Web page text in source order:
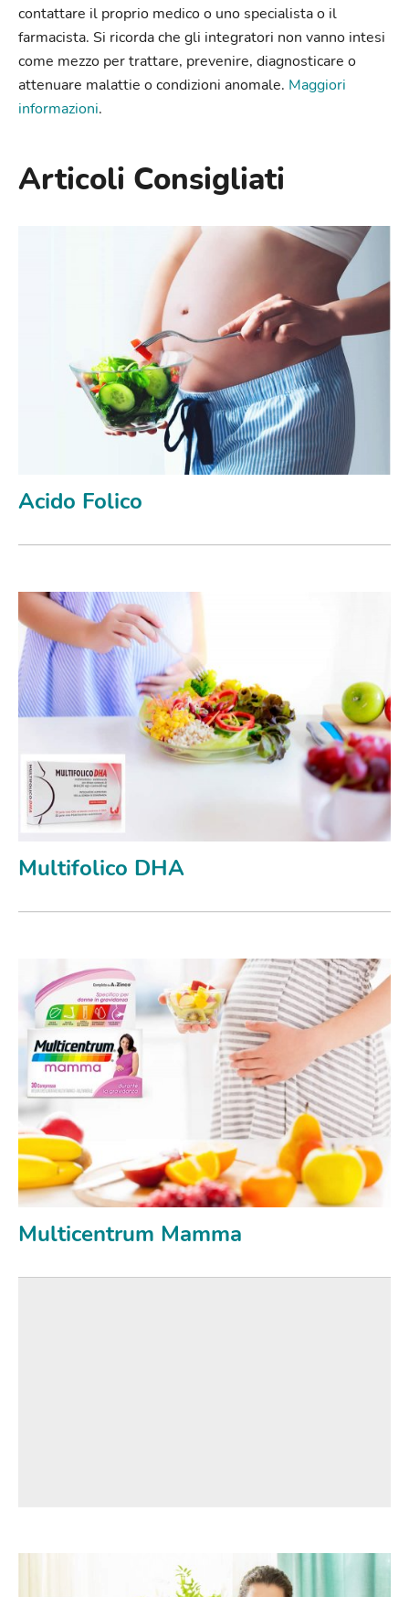
contattare il proprio medico o uno specialista o il
farmacista. Si ricorda che gli integratori non vanno intesi
come mezzo per trattare, prevenire, diagnosticare o
attenuare malattie o condizioni anomale. Maggiori
informazioni.
Articoli Consigliati
Acido Folico
Multifolico DHA
Multicentrum Mamma